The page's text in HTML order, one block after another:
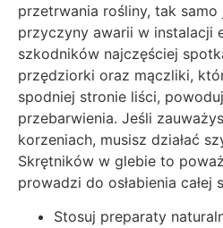
przetrwania rośliny, tak samo
przyczyny awarii w instalacji
szkodników najczęściej
przędziorki oraz mączliki,
spodniej stronie liści,
przebarwienia. Jeśli
korzeniach, musisz działać
Skrętników w glebie to
prowadzi do osłabienia całej
Stosuj preparaty